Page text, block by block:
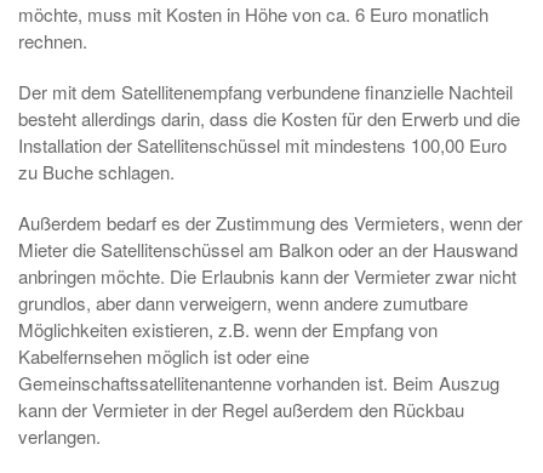
möchte, muss mit Kosten in Höhe von ca. 6 Euro monatlich
rechnen.
Der mit dem Satellitenempfang verbundene finanzielle Nachteil
besteht allerdings darin, dass die Kosten für den Erwerb und die
Installation der Satellitenschüssel mit mindestens 100,00 Euro
zu Buche schlagen.
Außerdem bedarf es der Zustimmung des Vermieters, wenn der
Mieter die Satellitenschüssel am Balkon oder an der Hauswand
anbringen möchte. Die Erlaubnis kann der Vermieter zwar nicht
grundlos, aber dann verweigern, wenn andere zumutbare
Möglichkeiten existieren, z.B. wenn der Empfang von
Kabelfernsehen möglich ist oder eine
Gemeinschaftssatellitenantenne vorhanden ist. Beim Auszug
kann der Vermieter in der Regel außerdem den Rückbau
verlangen.